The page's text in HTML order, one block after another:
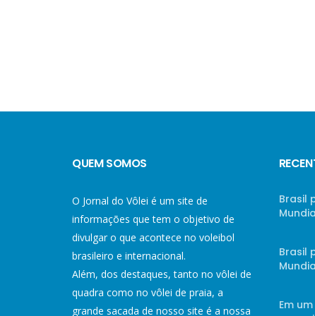
QUEM SOMOS
O Jornal do Vôlei é um site de
informações que tem o objetivo de
divulgar o que acontece no voleibol
brasileiro e internacional.
Além, dos destaques, tanto no vôlei de
quadra como no vôlei de praia, a
grande sacada de nosso site é a nossa
Brasil
Brasil
Em